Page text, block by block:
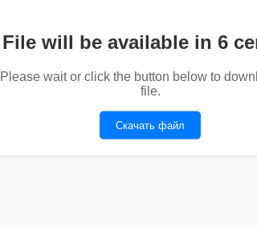
File will be available in 6
Please wait or click the button below to
file.
Скачать файл